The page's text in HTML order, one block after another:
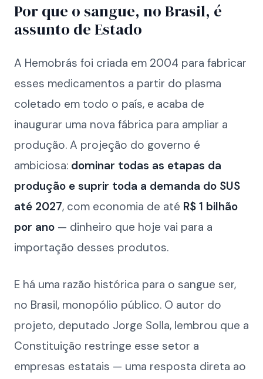
Por que o sangue, no Brasil, é
assunto de Estado
A Hemobrás foi criada em 2004 para fabricar
esses medicamentos a partir do plasma
coletado em todo o país, e acaba de
inaugurar uma nova fábrica para ampliar a
produção. A projeção do governo é
ambiciosa: dominar todas as etapas da
produção e suprir toda a demanda do SUS
até 2027, com economia de até R$ 1 bilhão
por ano — dinheiro que hoje vai para a
importação desses produtos.
E há uma razão histórica para o sangue ser,
no Brasil, monopólio público. O autor do
projeto, deputado Jorge Solla, lembrou que a
Constituição restringe esse setor a
empresas estatais — uma resposta direta ao